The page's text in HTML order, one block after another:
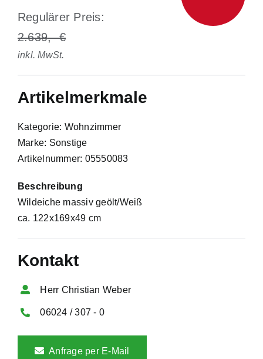
Regulärer Preis:
2.639
inkl. MwSt.
Artikelmerkmale
Kategorie: Wohnzimmer
Marke: Sonstige
Artikelnummer: 05550083
Beschreibung
Wildeiche massiv geölt/Weiß
ca. 122x169x49 cm
Kontakt
Herr Christian Weber
06024 / 307 - 0
Anfrage per E-Mail